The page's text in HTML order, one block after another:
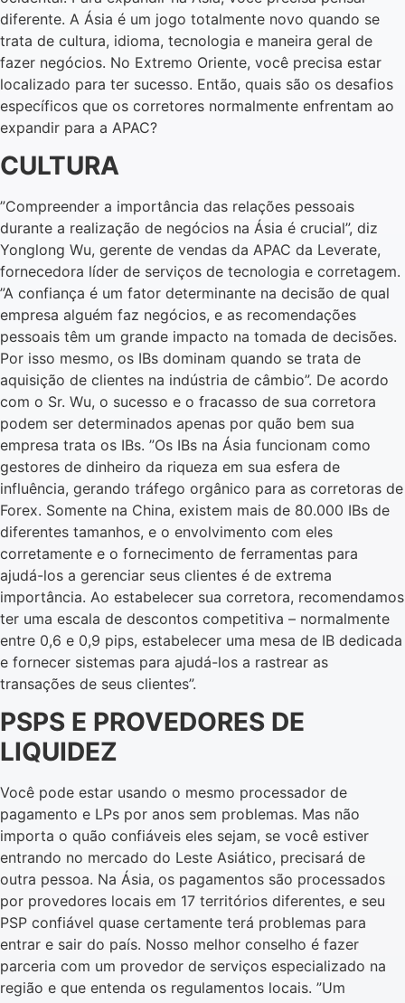
diferente. A Ásia é um jogo totalmente novo quando se
trata de cultura, idioma, tecnologia e maneira geral de
fazer negócios. No Extremo Oriente, você precisa estar
localizado para ter sucesso. Então, quais são os desafios
específicos que os corretores normalmente enfrentam ao
expandir para a APAC?
CULTURA
”Compreender a importância das relações pessoais
durante a realização de negócios na Ásia é crucial”, diz
Yonglong Wu, gerente de vendas da APAC da Leverate,
fornecedora líder de serviços de tecnologia e corretagem.
”A confiança é um fator determinante na decisão de qual
empresa alguém faz negócios, e as recomendações
pessoais têm um grande impacto na tomada de decisões.
Por isso mesmo, os IBs dominam quando se trata de
aquisição de clientes na indústria de câmbio”. De acordo
com o Sr. Wu, o sucesso e o fracasso de sua corretora
podem ser determinados apenas por quão bem sua
empresa trata os IBs. ”Os IBs na Ásia funcionam como
gestores de dinheiro da riqueza em sua esfera de
influência, gerando tráfego orgânico para as corretoras de
Forex. Somente na China, existem mais de 80.000 IBs de
diferentes tamanhos, e o envolvimento com eles
corretamente e o fornecimento de ferramentas para
ajudá-los a gerenciar seus clientes é de extrema
importância. Ao estabelecer sua corretora, recomendamos
ter uma escala de descontos competitiva – normalmente
entre 0,6 e 0,9 pips, estabelecer uma mesa de IB dedicada
e fornecer sistemas para ajudá-los a rastrear as
transações de seus clientes”.
PSPS E PROVEDORES DE
LIQUIDEZ
Você pode estar usando o mesmo processador de
pagamento e LPs por anos sem problemas. Mas não
importa o quão confiáveis eles sejam, se você estiver
entrando no mercado do Leste Asiático, precisará de
outra pessoa. Na Ásia, os pagamentos são processados
por provedores locais em 17 territórios diferentes, e seu
PSP confiável quase certamente terá problemas para
entrar e sair do país. Nosso melhor conselho é fazer
parceria com um provedor de serviços especializado na
região e que entenda os regulamentos locais. ”Um